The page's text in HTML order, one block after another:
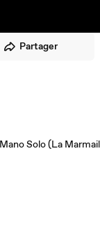
Partager
Solo (La